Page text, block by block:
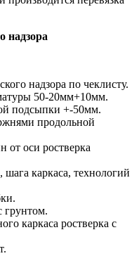
надзора
надзора по чеклисту.
50-20мм+10мм.
подсыпки +-50мм.
продольной
от оси ростверка
каркаса, технологий
грунтом.
каркаса ростверка с